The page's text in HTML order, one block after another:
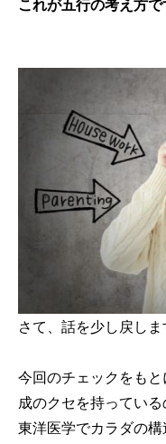
これが五行の考え方で
さて、話を少し戻しま
今回のチェックをも
成のクセを持っている
東洋医学でカラダの